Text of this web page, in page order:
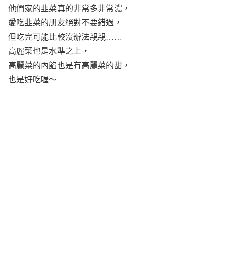
他們家的韭菜真的非常多非常濃，
愛吃韭菜的朋友絕對不要錯過，
但吃完可能比較沒辦法親親……
高麗菜也是水準之上，
高麗菜的內餡也是有高麗菜的甜，
也是好吃喔～